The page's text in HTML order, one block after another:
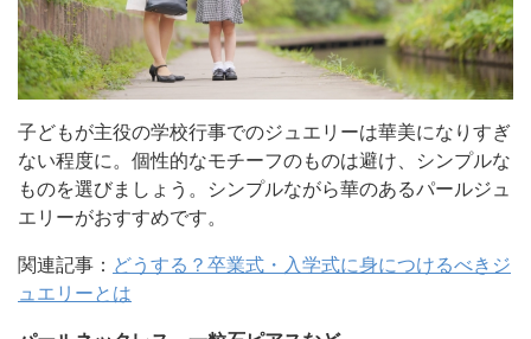
子どもが主役の学校行事でのジュエリーは華美になりすぎ
ない程度に。個性的なモチーフのものは避け、シンプルな
ものを選びましょう。シンプルながら華のあるパールジュ
エリーがおすすめです。
関連記事： どうする？卒業式・入学式に身につけるべきジ
ュエリーとは